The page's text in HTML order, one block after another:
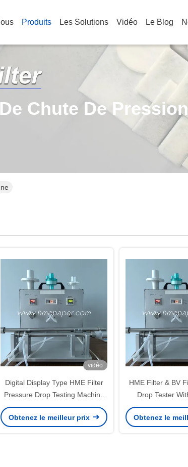
Produits Les Solutions Vidéo Le Blog
Chute De Pression
vidéo
Digital Display Type HME Filter
Pressure Drop Testing Machine
0-70L/min Gear For Your
Requirements
Obtenez le meilleur prix
HME Filter & BV
Drop Tester
Obtenez le